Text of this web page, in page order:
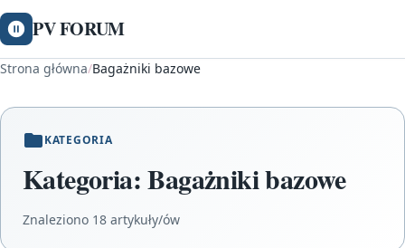
PV FORUM
Strona główna/Bagażniki bazowe
KATEGORIA
Kategoria:Bagażniki bazowe
Znaleziono 18 artykuły/ów